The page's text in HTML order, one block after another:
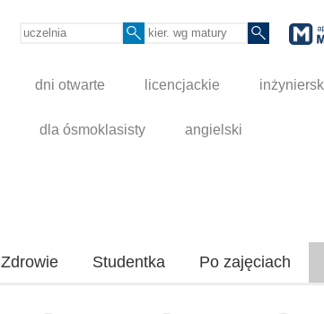
dni otwarte licencjackie
dla ósmoklasisty angielski
Zdrowie Studentka Po zajęciach